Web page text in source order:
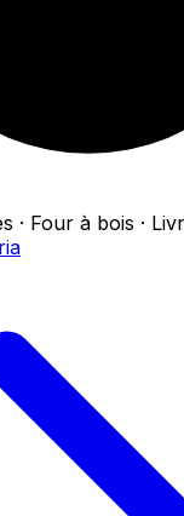
· Four à bois ·